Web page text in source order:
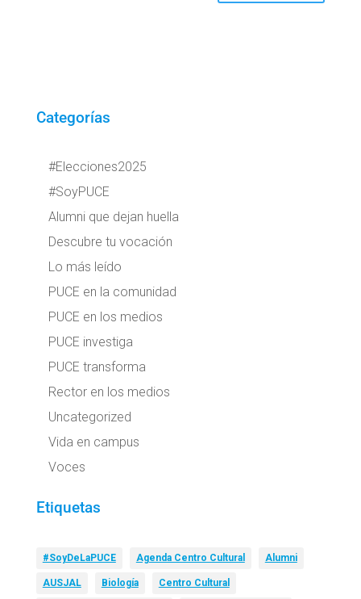
Categorías
#Elecciones2025
#SoyPUCE
Alumni que dejan huella
Descubre tu vocación
Lo más leído
PUCE en la comunidad
PUCE en los medios
PUCE investiga
PUCE transforma
Rector en los medios
Uncategorized
Vida en campus
Voces
Etiquetas
#SoyDeLaPUCE Agenda Centro Cultural Alumni
AUSJAL Biología Centro Cultural